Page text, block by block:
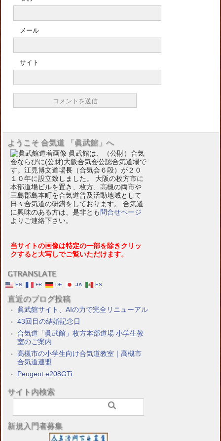
メール
サイト
ようこそ 合気道 「眞武館」へ
眞武館は、（公財）合気
会ならびに(公財)大阪合気会公認合気道場で
す。江見博文道場長（合気会６段）が２０
１０年に設立致しました。 大阪の枚方市に
本部道場ビルを置き、枚方、高槻の両市や
三島郡島本町を合気道普及活動地域として
日々合気道の研鑽をしております。 合気道
に興味のある方は、是非とも 問合せページ
よりご連絡下さい。
当サイトの画像は特定の一部を除きクリッ
クすると大写しでご覧いただけます。
GTRANSLATE
EN FR DE JA ES
直近のブログ投稿
眞武館サイト、AIの力で完全リニューアル
43回目の結婚記念日
合気道「眞武館」枚方本部道場 小学生教
室のご案内
高槻市の小学生向け合気道教室｜高槻市
合気道連盟
Peugeot e208GTi
サイト内検索
新規入門者募集